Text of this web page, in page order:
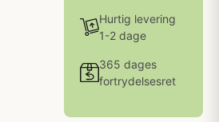
Hurtig levering
1-2 dage
365 dages
fortrydelsesret